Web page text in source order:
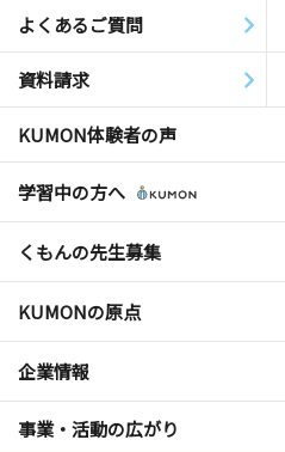
よくあるご質問
資料請求
KUMON体験者の声
学習中の方へ
くもんの先生募集
KUMONの原点
企業情報
事業・活動の広がり